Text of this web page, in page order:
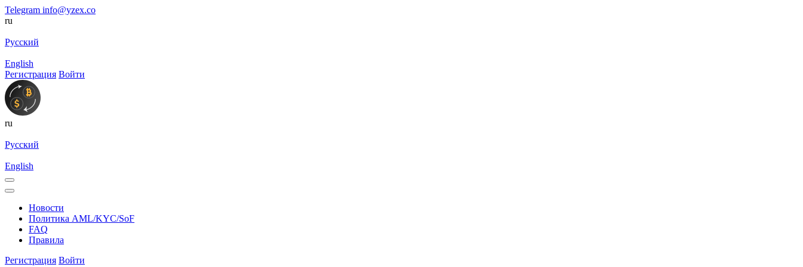
Telegram info@yzex.co
ru
Русский
English
Регистрация Войти
ru
Русский
English
Новости
Политика AML/KYC/SoF
FAQ
Правила
Регистрация Войти